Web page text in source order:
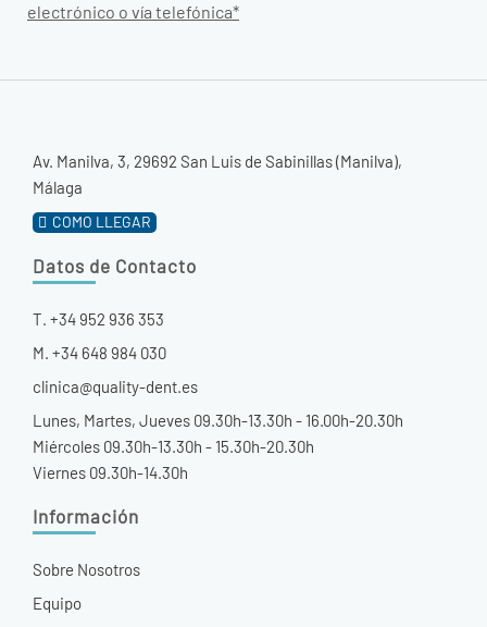
electrónico o vía telefónica*
Av. Manilva, 3, 29692 San Luis de Sabinillas (Manilva),
Málaga
COMO LLEGAR
Información
Sobre Nosotros
Equipo
Datos de Contacto
T. +34 952 936 353
M. +34 648 984 030
clinica@quality-dent.es
Lunes, Martes, Jueves 09.30h-13.30h - 16.00h-20.30h
Miércoles 09.30h-13.30h - 15.30h-20.30h
Viernes 09.30h-14.30h